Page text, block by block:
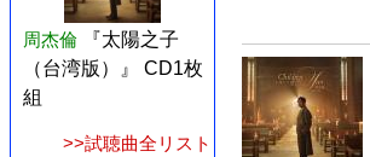
周杰倫
『太陽之子
（台湾版）』 CD1枚
組
>>試聴曲全リスト